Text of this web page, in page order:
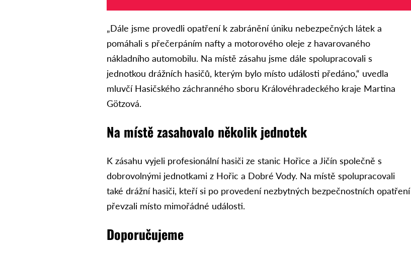
„Dále jsme provedli opatření k zabránění úniku nebezpečných látek a
pomáhali s přečerpáním nafty a motorového oleje z havarovaného
nákladního automobilu. Na místě zásahu jsme dále spolupracovali s
jednotkou drážních hasičů, kterým bylo místo události předáno,“ uvedla
mluvčí Hasičského záchranného sboru Královéhradeckého kraje Martina
Götzová.
Na místě zasahovalo několik jednotek
K zásahu vyjeli profesionální hasiči ze stanic Hořice a Jičín společně s
dobrovolnými jednotkami z Hořic a Dobré Vody. Na místě spolupracovali
také drážní hasiči, kteří si po provedení nezbytných bezpečnostních opatření
převzali místo mimořádné události.
Doporučujeme